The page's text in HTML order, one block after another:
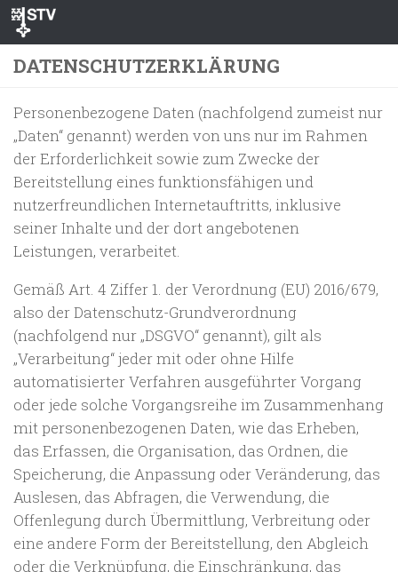
Zum Inhalt springen
DATENSCHUTZERKLÄRUNG
Personenbezogene Daten (nachfolgend zumeist nur
„Daten“ genannt) werden von uns nur im Rahmen
der Erforderlichkeit sowie zum Zwecke der
Bereitstellung eines funktionsfähigen und
nutzerfreundlichen Internetauftritts, inklusive
seiner Inhalte und der dort angebotenen
Leistungen, verarbeitet.
Gemäß Art. 4 Ziffer 1. der Verordnung (EU) 2016/679,
also der Datenschutz-Grundverordnung
(nachfolgend nur „DSGVO“ genannt), gilt als
„Verarbeitung“ jeder mit oder ohne Hilfe
automatisierter Verfahren ausgeführter Vorgang
oder jede solche Vorgangsreihe im Zusammenhang
mit personenbezogenen Daten, wie das Erheben,
das Erfassen, die Organisation, das Ordnen, die
Speicherung, die Anpassung oder Veränderung, das
Auslesen, das Abfragen, die Verwendung, die
Offenlegung durch Übermittlung, Verbreitung oder
eine andere Form der Bereitstellung, den Abgleich
oder die Verknüpfung, die Einschränkung, das